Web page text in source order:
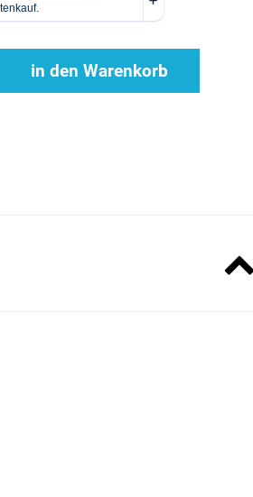
in den Warenkorb